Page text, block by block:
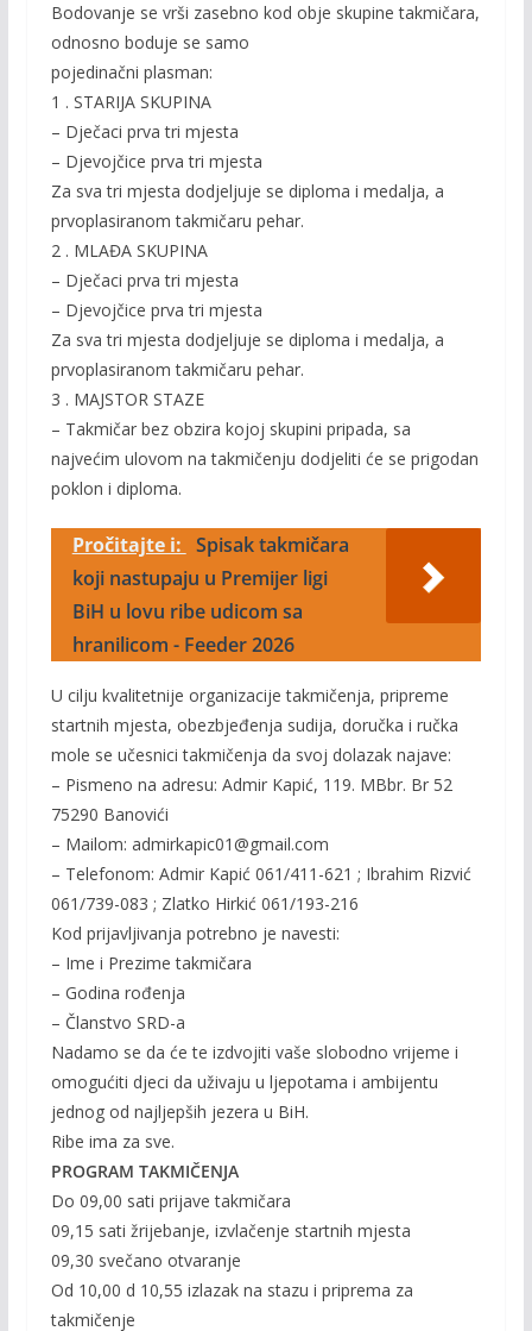
Bodovanje se vrši zasebno kod obje skupine takmičara,
odnosno boduje se samo
pojedinačni plasman:
1 . STARIJA SKUPINA
– Dječaci prva tri mjesta
– Djevojčice prva tri mjesta
Za sva tri mjesta dodjeljuje se diploma i medalja, a
prvoplasiranom takmičaru pehar.
2 . MLAĐA SKUPINA
– Dječaci prva tri mjesta
– Djevojčice prva tri mjesta
Za sva tri mjesta dodjeljuje se diploma i medalja, a
prvoplasiranom takmičaru pehar.
3 . MAJSTOR STAZE
– Takmičar bez obzira kojoj skupini pripada, sa
najvećim ulovom na takmičenju dodjeliti će se prigodan
poklon i diploma.
Pročitajte i: Spisak takmičara
koji nastupaju u Premijer ligi
BiH u lovu ribe udicom sa
hranilicom - Feeder 2026
U cilju kvalitetnije organizacije takmičenja, pripreme
startnih mjesta, obezbjeđenja sudija, doručka i ručka
mole se učesnici takmičenja da svoj dolazak najave:
– Pismeno na adresu: Admir Kapić, 119. MBbr. Br 52
75290 Banovići
– Mailom: admirkapic01@gmail.com
– Telefonom: Admir Kapić 061/411-621 ; Ibrahim Rizvić
061/739-083 ; Zlatko Hirkić 061/193-216
Kod prijavljivanja potrebno je navesti:
– Ime i Prezime takmičara
– Godina rođenja
– Članstvo SRD-a
Nadamo se da će te izdvojiti vaše slobodno vrijeme i
omogućiti djeci da uživaju u ljepotama i ambijentu
jednog od najljepših jezera u BiH.
Ribe ima za sve.
PROGRAM TAKMIČENJA
Do 09,00 sati prijave takmičara
09,15 sati žrijebanje, izvlačenje startnih mjesta
09,30 svečano otvaranje
Od 10,00 d 10,55 izlazak na stazu i priprema za
takmičenje